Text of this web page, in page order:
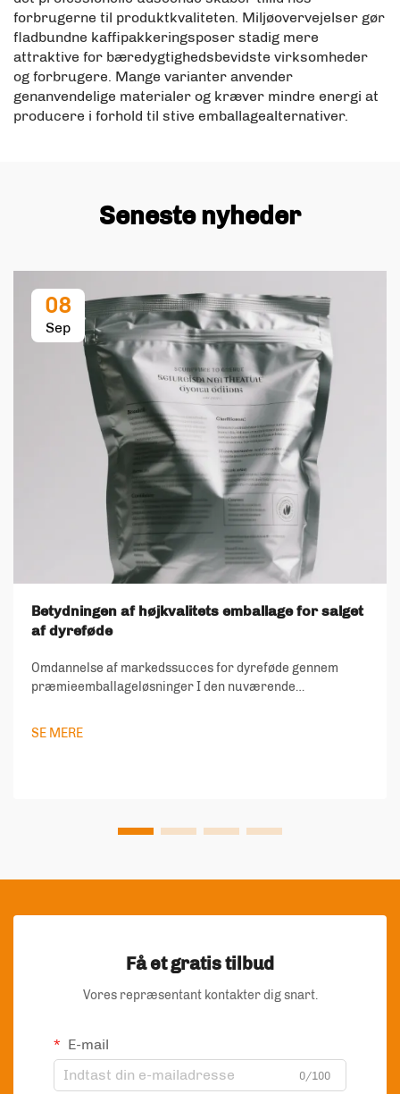
forbrugerne til produktkvaliteten. Miljøovervejelser gør
fladbundne kaffipakkeringsposer stadig mere
attraktive for bæredygtighedsbevidste virksomheder
og forbrugere. Mange varianter anvender
genanvendelige materialer og kræver mindre energi at
producere i forhold til stive emballagealternativer.
Seneste nyheder
08
Sep
Betydningen af højkvalitets emballage for salget
af dyreføde
Omdannelse af markedssucces for dyreføde gennem
præmieemballageløsninger I den nuværende
opstået som en kritisk differentiator, der kan gøre eller
mere end før opmærksomme på æstetik, nem brug og
prioritere emballageløsninger, der kombinerer visuel
SE MERE
Få et gratis tilbud
Vores repræsentant kontakter dig snart.
E-mail
0/100